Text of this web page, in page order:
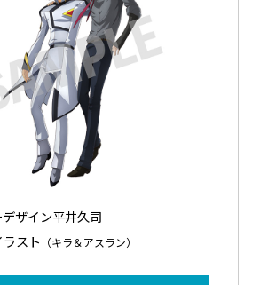
ザイン平井久司
スト （キラ＆アスラン）